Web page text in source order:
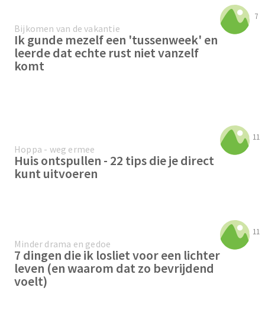
7
Bijkomen van de vakantie
Ik gunde mezelf een 'tussenweek' en
leerde dat echte rust niet vanzelf
komt
11
Hoppa - weg ermee
Huis ontspullen - 22 tips die je direct
kunt uitvoeren
11
Minder drama en gedoe
7 dingen die ik losliet voor een lichter
leven (en waarom dat zo bevrijdend
voelt)